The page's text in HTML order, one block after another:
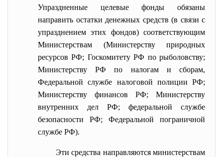
Упраздненные целевые фонды обязаны
направить остатки денежных средств (в связи с
упразднением этих фондов) соответствующим
Министерствам (Министерству природных
ресурсов РФ; Госкомитету РФ по рыболовству;
Министерству РФ по налогам и сборам,
Федеральной службе налоговой полиции РФ;
Министерству финансов РФ; Министерству
внутренних дел РФ; федеральной службе
безопасности РФ; Федеральной пограничной
службе РФ).
Эти средства направляются министерствам